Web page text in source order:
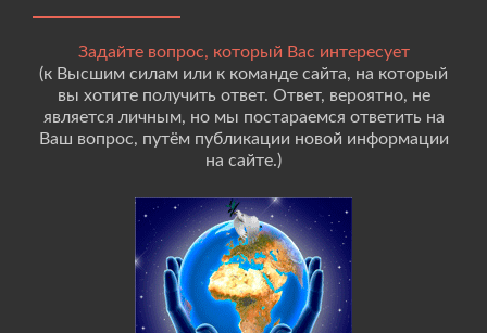
Задайте вопрос, который Вас интересует
(к Высшим силам или к команде сайта, на который
вы хотите получить ответ. Ответ, вероятно, не
является личным, но мы постараемся ответить на
Ваш вопрос, путём публикации новой информации
на сайте.)